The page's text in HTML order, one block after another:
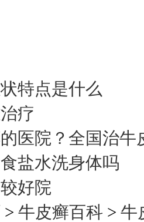
特点是什么
疗
医院？全国治牛
盐水洗身体吗
好院
> 牛皮癣百科 > 牛